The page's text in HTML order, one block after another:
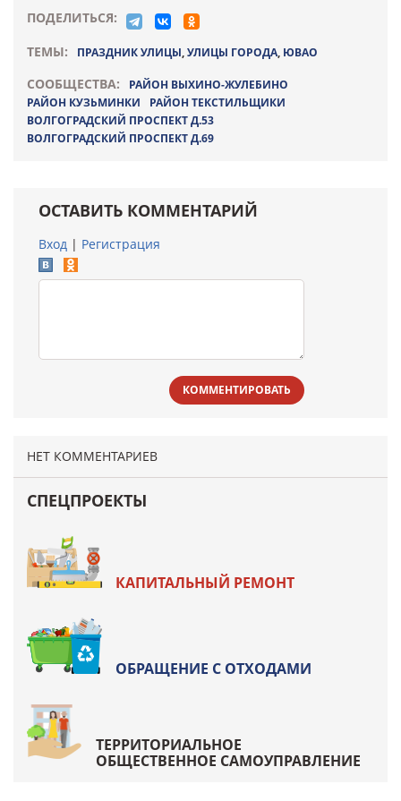
ПОДЕЛИТЬСЯ:
ТЕМЫ:
ПРАЗДНИК УЛИЦЫ,УЛИЦЫ ГОРОДА, ЮВАО
СООБЩЕСТВА:
РАЙОН ВЫХИНО-ЖУЛЕБИНО
РАЙОН КУЗЬМИНКИ
РАЙОН ТЕКСТИЛЬЩИКИ
ВОЛГОГРАДСКИЙ ПРОСПЕКТ Д.53
ВОЛГОГРАДСКИЙ ПРОСПЕКТ Д.69
ОСТАВИТЬ КОММЕНТАРИЙ
Вход | Регистрация
КОММЕНТИРОВАТЬ
НЕТ КОММЕНТАРИЕВ
СПЕЦПРОЕКТЫ
КАПИТАЛЬНЫЙ РЕМОНТ
ОБРАЩЕНИЕ С ОТХОДАМИ
ТЕРРИТОРИАЛЬНОЕ
ОБЩЕСТВЕННОЕ САМОУПРАВЛЕНИЕ